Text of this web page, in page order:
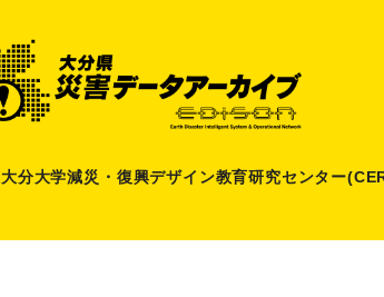
分大学減災 ・ 復興デザイン教育研究センター